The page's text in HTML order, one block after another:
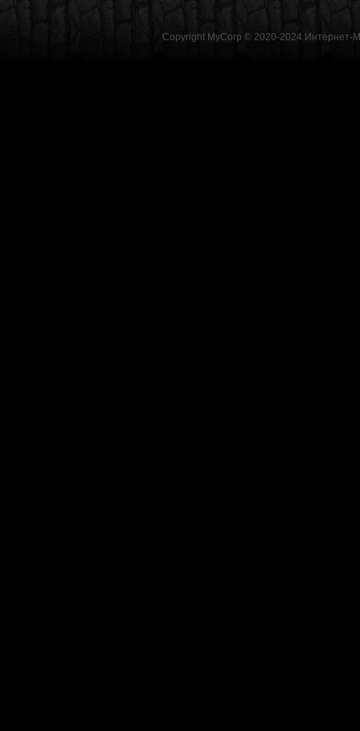
Copyright MyCorp © 2020-2024 Интернет-